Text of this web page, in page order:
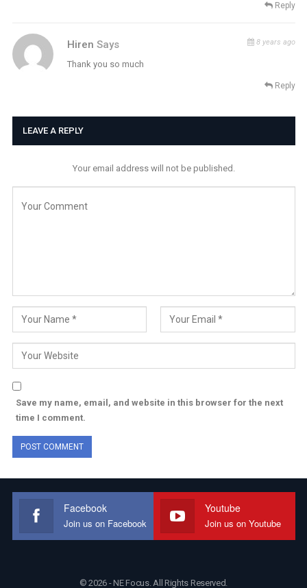
Reply
Hiren Says 8 years ago
Thank you so much
Reply
LEAVE A REPLY
Your email address will not be published.
Save my name, email, and website in this browser for the next
time I comment.
Facebook
Join us on Facebook
Youtube
Join us on Youtube
© 2026 - NE Focus. All Rights Reserved.